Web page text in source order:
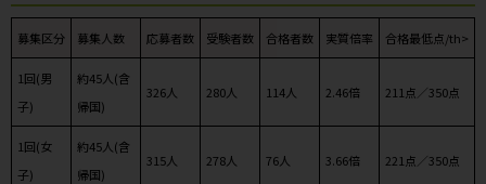
募集区分 募集人数 応募者数 受験者数 合格者数 実質倍率 合格最低点/th>
1回(男
子)
約45人(含
帰国)
326人 280人 114人 2.46倍 211点／350点
1回(女
子)
約45人(含
帰国)
315人 278人 76人 3.66倍 221点／350点